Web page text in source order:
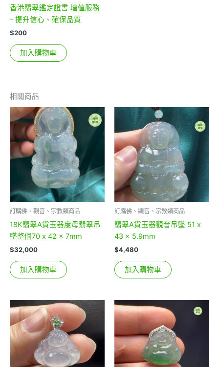
香港翡翠鑑定證書 增值服務
– 提升信心、確保品質
$200
加入購物車
相關商品
訂購佛、觀音、宗教類商品
18K翡翠A貨玉器度母翡翠吊
墜整個70 x 42 x 7mm
$32,000
加入購物車
訂購佛、觀音、宗教類商品
翡翠A貨玉器觀音吊墜 51 x
43 x 5.9mm
$4,480
加入購物車